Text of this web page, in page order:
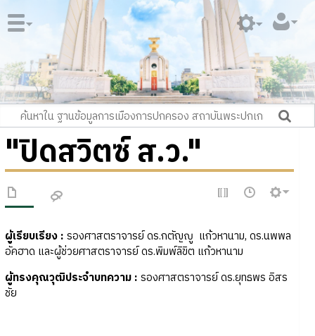
"ปิดสวิตซ์ ส.ว."
ผู้เรียบเรียง : รองศาสตราจารย์ ดร.กตัญญู แก้วหานาม, ดร.นพพล
อัคฮาด และผู้ช่วยศาสตราจารย์ ดร.พิมพ์ลิขิต แก้วหานาม
ผู้ทรงคุณวุฒิประจำบทความ : รองศาสตราจารย์ ดร.ยุทธพร อิสร
ชัย